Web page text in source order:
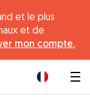
et le plus
et de
mon compte.